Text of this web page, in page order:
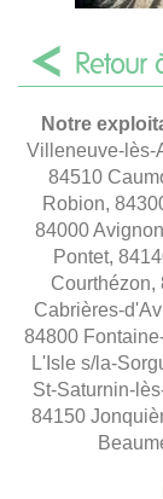
Retour
Notre
Villeneuve-lès-
84510
Robion,
84000
Pontet,
Courthézon,
Cabrières-
84800
L'Isle s/la-
St-Saturnin-
84150